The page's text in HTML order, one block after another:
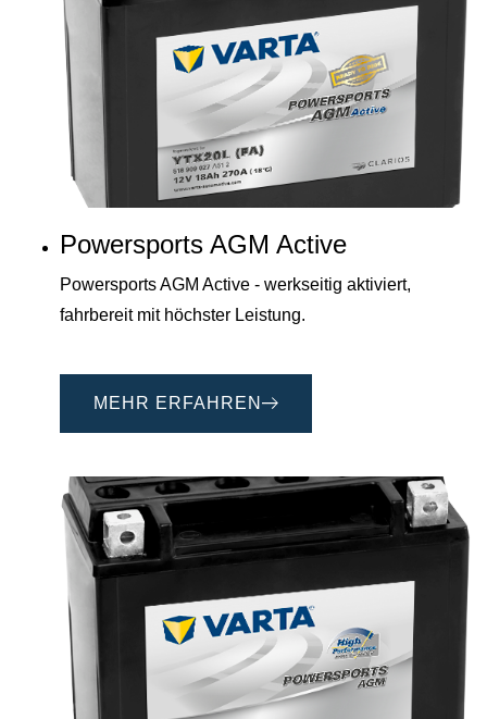
Powersports AGM Active
Powersports AGM Active - werkseitig aktiviert,
fahrbereit mit höchster Leistung.
MEHR ERFAHREN